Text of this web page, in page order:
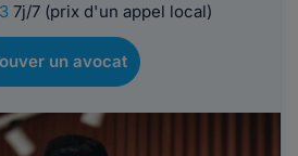
7j/7 (prix d'un appel local)
un avocat